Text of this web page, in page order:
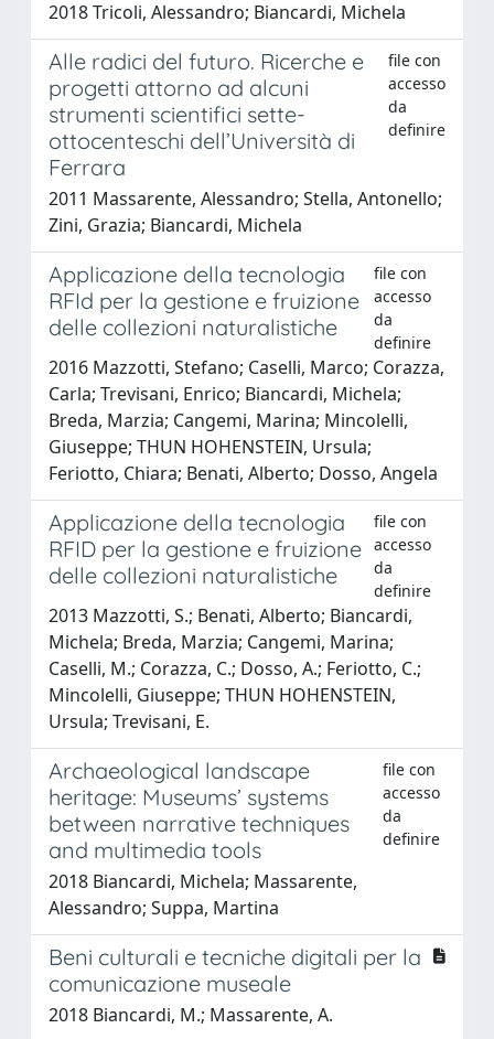
2018 Tricoli, Alessandro; Biancardi, Michela
Alle radici del futuro. Ricerche e
progetti attorno ad alcuni
strumenti scientifici sette-
ottocenteschi dell’Università di
Ferrara
file con
accesso
da
definire
2011 Massarente, Alessandro; Stella, Antonello;
Zini, Grazia; Biancardi, Michela
Applicazione della tecnologia
RFId per la gestione e fruizione
delle collezioni naturalistiche
file con
accesso
da
definire
2016 Mazzotti, Stefano; Caselli, Marco; Corazza,
Carla; Trevisani, Enrico; Biancardi, Michela;
Breda, Marzia; Cangemi, Marina; Mincolelli,
Giuseppe; THUN HOHENSTEIN, Ursula;
Feriotto, Chiara; Benati, Alberto; Dosso, Angela
Applicazione della tecnologia
RFID per la gestione e fruizione
delle collezioni naturalistiche
file con
accesso
da
definire
2013 Mazzotti, S.; Benati, Alberto; Biancardi,
Michela; Breda, Marzia; Cangemi, Marina;
Caselli, M.; Corazza, C.; Dosso, A.; Feriotto, C.;
Mincolelli, Giuseppe; THUN HOHENSTEIN,
Ursula; Trevisani, E.
Archaeological landscape
heritage: Museums’ systems
between narrative techniques
and multimedia tools
file con
accesso
da
definire
2018 Biancardi, Michela; Massarente,
Alessandro; Suppa, Martina
Beni culturali e tecniche digitali per la
comunicazione museale
2018 Biancardi, M.; Massarente, A.